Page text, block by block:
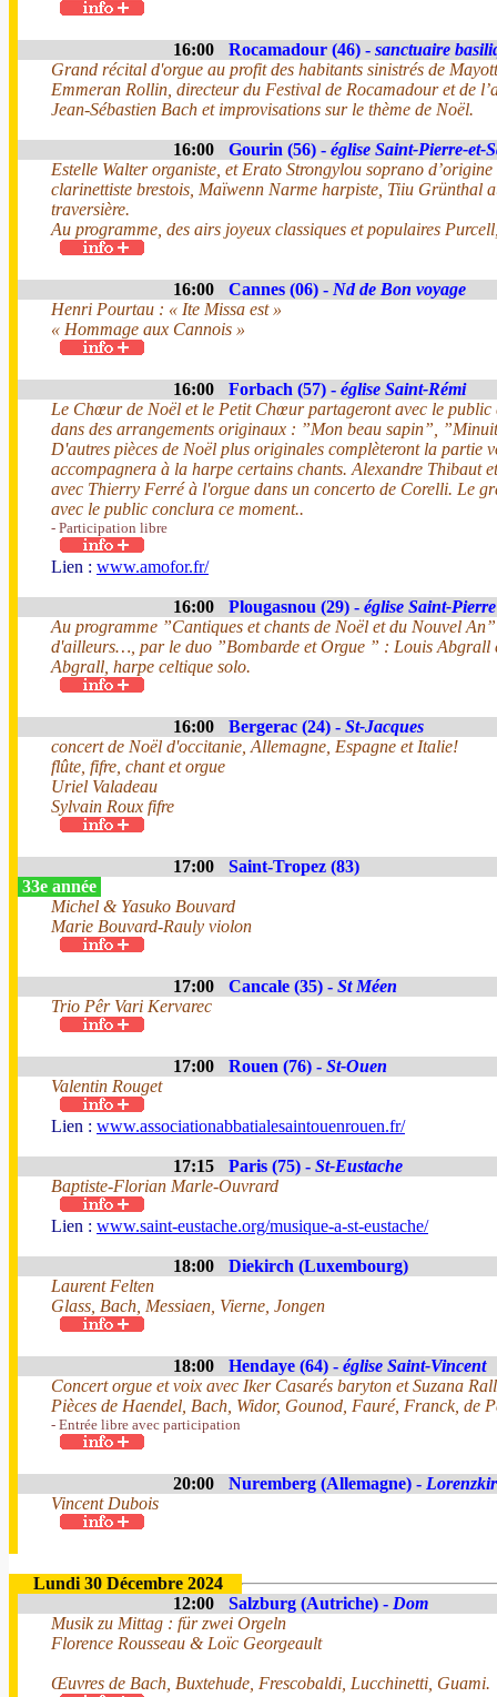
16:00 Rocamadour (46) - sanctuaire
Grand récital d'orgue au profit des habitants sinistrés de
Emmeran Rollin, directeur du Festival de Rocamadour et de
Jean-Sébastien Bach et improvisations sur le thème de Noël.
16:00 Gourin (56) - église Saint-Pierre-et-
Estelle Walter organiste, et Erato Strongylou soprano
clarinettiste brestois, Maïwenn Narme harpiste, Tiiu Grünthal
traversière.
Au programme, des airs joyeux classiques et populaires
16:00 Cannes (06) - Nd de Bon voyage
Henri Pourtau : « Ite Missa est »
« Hommage aux Cannois »
16:00 Forbach (57) - église Saint-Rémi
Le Chœur de Noël et le Petit Chœur partageront avec le public
dans des arrangements originaux : ”Mon beau sapin”,
D'autres pièces de Noël plus originales complèteront la partie
accompagnera à la harpe certains chants. Alexandre Thibaut
avec Thierry Ferré à l'orgue dans un concerto de Corelli. Le
avec le public conclura ce moment..
- Participation libre
Lien : www.amofor.fr/
16:00 Plougasnou (29) - église Saint-Pierre
Au programme ”Cantiques et chants de Noël et du Nouvel
d'ailleurs…, par le duo ”Bombarde et Orgue ” : Louis Abgrall
Abgrall, harpe celtique solo.
16:00 Bergerac (24) - St-Jacques
concert de Noël d'occitanie, Allemagne, Espagne et Italie!
flûte, fifre, chant et orgue
Uriel Valadeau
Sylvain Roux fifre
17:00
Saint-Tropez (83)
33e année
Michel & Yasuko Bouvard
Marie Bouvard-Rauly violon
17:00 Cancale (35) - St Méen
Trio Pêr Vari Kervarec
17:00 Rouen (76) - St-Ouen
Valentin Rouget
Lien : www.associationabbatialesaintouenrouen.fr/
17:15 Paris (75) - St-Eustache
Baptiste-Florian Marle-Ouvrard
Lien : www.saint-eustache.org/musique-a-st-eustache/
18:00
Diekirch (Luxembourg)
Laurent Felten
Glass, Bach, Messiaen, Vierne, Jongen
18:00 Hendaye (64) - église Saint-Vincent
Concert orgue et voix avec Iker Casarés baryton et Suzana
Pièces de Haendel, Bach, Widor, Gounod, Fauré, Franck, de
- Entrée libre avec participation
20:00 Nuremberg (Allemagne) -
Vincent Dubois
Lundi 30 Décembre 2024
12:00
Salzburg (Autriche) - Dom
Musik zu Mittag : für zwei Orgeln
Florence Rousseau & Loïc Georgeault
Œuvres de Bach, Buxtehude, Frescobaldi, Lucchinetti, Guami.